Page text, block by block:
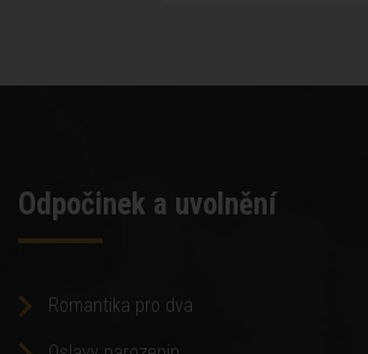
Odpočinek a uvolnění
Romantika pro dva